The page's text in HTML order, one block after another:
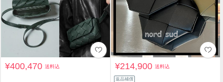
¥400,470送料込 ¥214,900送料込
返品補償